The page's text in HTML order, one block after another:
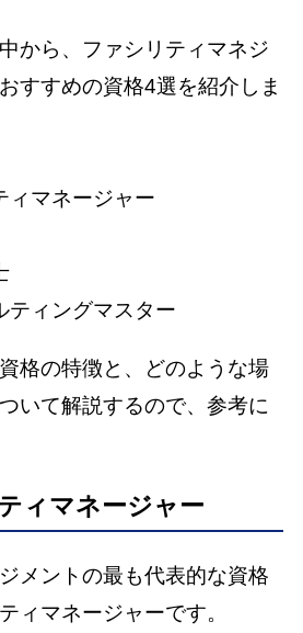
から、ファシリティマネジ
すすめの資格4選を紹介しま
ィマネージャー
ティングマスター
格の特徴と、どのような場
いて解説するので、参考に
ィマネージャー
メントの最も代表的な資格
ィマネージャーです。